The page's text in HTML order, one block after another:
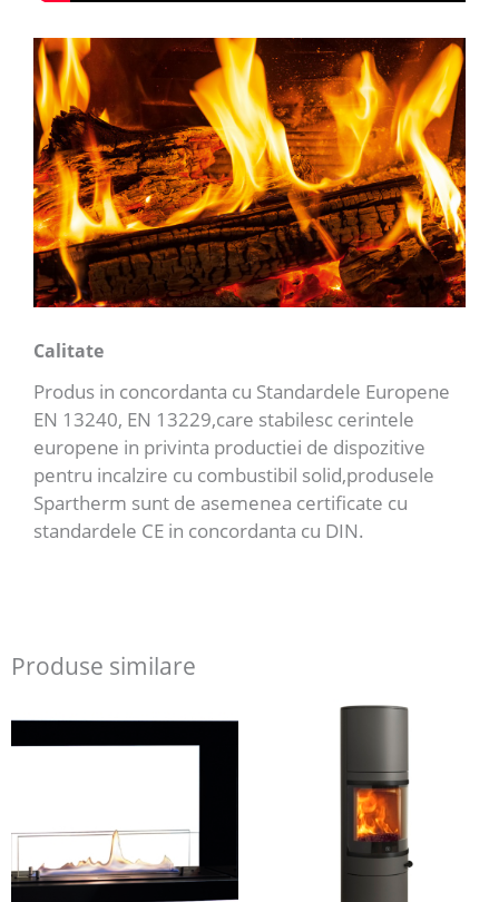
Calitate
Produs in concordanta cu Standardele Europene
EN 13240, EN 13229,care stabilesc cerintele
europene in privinta productiei de dispozitive
pentru incalzire cu combustibil solid,produsele
Spartherm sunt de asemenea certificate cu
standardele CE in concordanta cu DIN.
Produse similare